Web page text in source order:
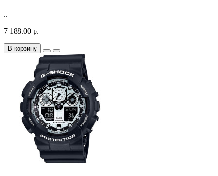
..
7 188.00 р.
В корзину